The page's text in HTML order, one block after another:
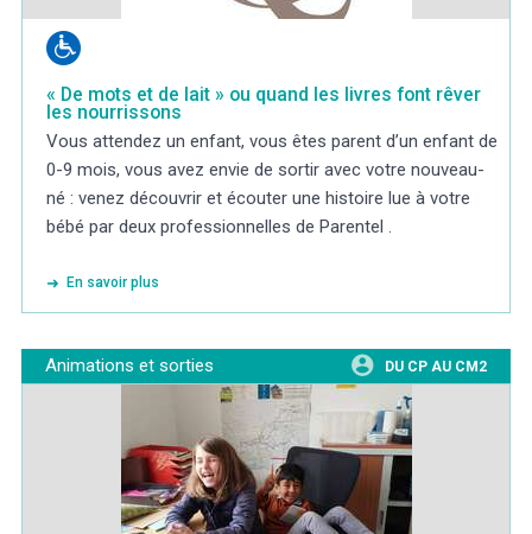
« De mots et de lait » ou quand les livres font rêver
les nourrissons
Vous attendez un enfant, vous êtes parent d’un enfant de
0-9 mois, vous avez envie de sortir avec votre nouveau-
né : venez découvrir et écouter une histoire lue à votre
bébé par deux professionnelles de Parentel .
En savoir plus
Animations et sorties DU CP AU CM2